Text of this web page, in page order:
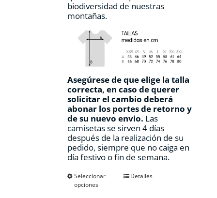
biodiversidad de nuestras
montañas.
Asegúrese de que elige la talla
correcta, en caso de querer
solicitar el cambio deberá
abonar los portes de retorno y
de su nuevo envio. Las
camisetas se sirven 4 días
después de la realización de su
pedido, siempre que no caiga en
día festivo o fin de semana.
Seleccionar
opciones
EsteDetalles